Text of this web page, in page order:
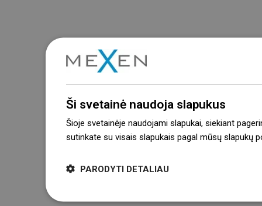
Ši svetainė naudoja slapukus
Šioje svetainėje naudojami slapukai, siekiant
sutinkate su visais slapukais pagal mūsų slapukų
PARODYTI DETALIAU